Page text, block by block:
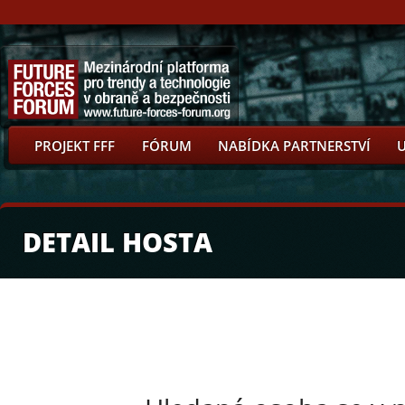
PROJEKT FFF FÓRUM NABÍDKA PARTNERSTVÍ
DETAIL HOSTA